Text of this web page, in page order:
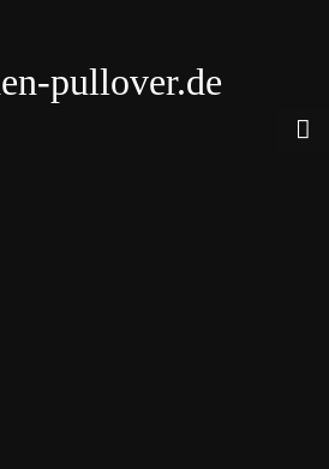
pullover.de